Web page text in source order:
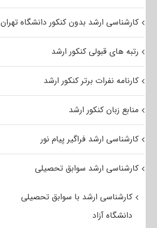
کارشناسی ارشد بدون کنکور دانشگاه تهران
رتبه های قبولی کنکور ارشد
کارنامه نفرات برتر کنکور ارشد
منابع زبان کنکور ارشد
کارشناسی ارشد فراگیر پیام نور
کارشناسی ارشد سوابق تحصیلی
کارشناسی ارشد با سوابق تحصیلی
دانشگاه آزاد